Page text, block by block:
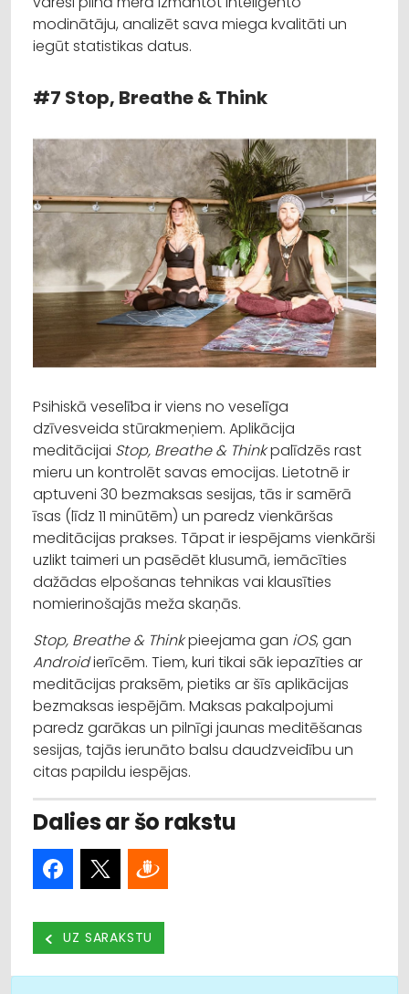
modinātāju, analizēt sava miega kvalitāti un
iegūt statistikas datus.
#7 Stop, Breathe & Think
Psihiskā veselība ir viens no veselīga
dzīvesveida stūrakmeņiem. Aplikācija
meditācijai Stop, Breathe & Thinkpalīdzēs rast
mieru un kontrolēt savas emocijas. Lietotnē ir
aptuveni 30 bezmaksas sesijas, tās ir samērā
īsas (līdz 11 minūtēm) un paredz vienkāršas
meditācijas prakses. Tāpat ir iespējams vienkārši
uzlikt taimeri un pasēdēt klusumā, iemācīties
dažādas elpošanas tehnikas vai klausīties
nomierinošajās meža skaņās.
Stop, Breathe & Thinkpieejama gan iOS, gan
Androidierīcēm. Tiem, kuri tikai sāk iepazīties ar
meditācijas praksēm, pietiks ar šīs aplikācijas
bezmaksas iespējām. Maksas pakalpojumi
paredz garākas un pilnīgi jaunas meditēšanas
sesijas, tajās ierunāto balsu daudzveidību un
citas papildu iespējas.
Dalies ar šo rakstu
UZ SARAKSTU